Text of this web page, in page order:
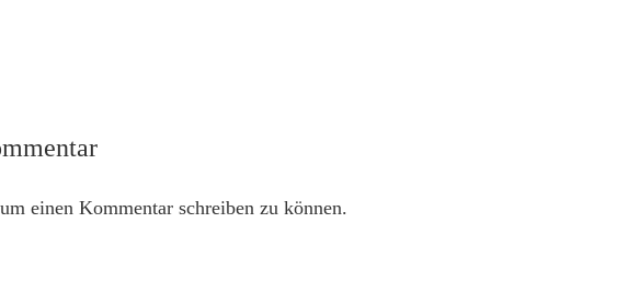
einen Kommentar schreiben zu können.